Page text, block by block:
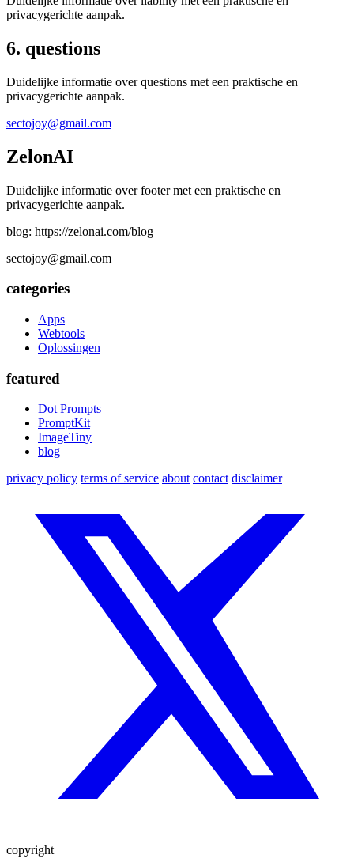
privacygerichte aanpak.
6. questions
Duidelijke informatie over questions met een praktische en
privacygerichte aanpak.
sectojoy@gmail.com
ZelonAI
Duidelijke informatie over footer met een praktische en
privacygerichte aanpak.
blog: https://zelonai.com/blog
sectojoy@gmail.com
categories
Apps
Webtools
Oplossingen
featured
Dot Prompts
PromptKit
ImageTiny
blog
privacy policy terms of service about contact disclaimer
copyright